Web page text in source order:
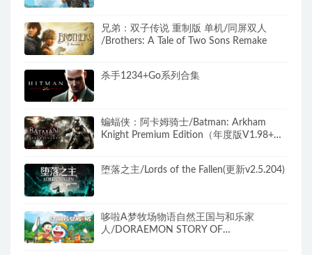
兄弟：双子传说 重制版 单机/同屏双人
/Brothers: A Tale of Two Sons Remake
杀手1234+Go系列合集
蝙蝠侠：阿卡姆骑士/Batman: Arkham
Knight Premium Edition（年度版V1.98+全
堕落之主/Lords of the Fallen(更新v2.5.204)
哆啦A梦牧场物语自然王国与和乐家
人/DORAEMON STORY OF